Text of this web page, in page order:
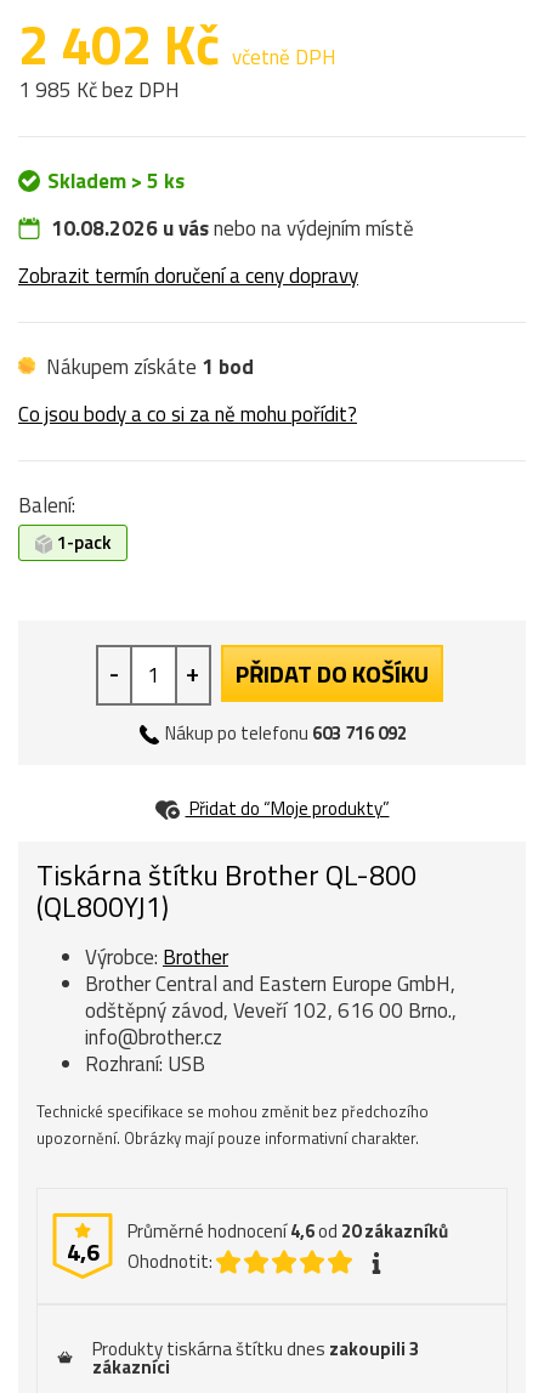
2 402 Kč včetně DPH
1 985 Kč bez DPH
Skladem > 5 ks
10.08.2026 u vásnebo na výdejním místě
Zobrazit termín doručení a ceny dopravy
Nákupem získáte 1 bod
Co jsou body a co si za ně mohu pořídit?
Balení:
1-pack
- + PŘIDAT DO KOŠÍKU
Nákup po telefonu 603 716 092
Přidat do “Moje produkty”
Tiskárna štítku Brother QL-800
(QL800YJ1)
Výrobce: Brother
Brother Central and Eastern Europe GmbH,
odštěpný závod, Veveří 102, 616 00 Brno.,
info@brother.cz
Rozhraní: USB
Technické specifikace se mohou změnit bez předchozího
upozornění. Obrázky mají pouze informativní charakter.
4,6
Průměrné hodnocení4,6od 20zákazníků
Ohodnotit:
Produkty tiskárna štítku dnes zakoupili 3
zákazníci